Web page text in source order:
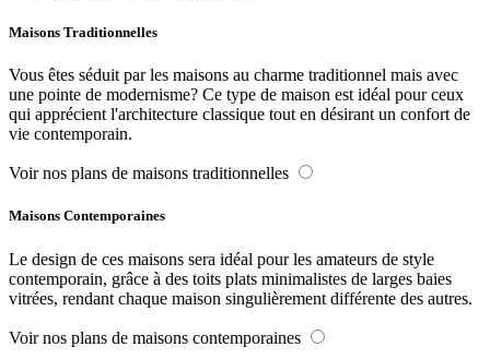
Maisons Traditionnelles
Vous êtes séduit par les maisons au charme traditionnel mais avec
une pointe de modernisme? Ce type de maison est idéal pour ceux
qui apprécient l'architecture classique tout en désirant un confort de
vie contemporain.
Voir nos plans de maisons traditionnelles
Maisons Contemporaines
Le design de ces maisons sera idéal pour les amateurs de style
contemporain, grâce à des toits plats minimalistes de larges baies
vitrées, rendant chaque maison singulièrement différente des autres.
Voir nos plans de maisons contemporaines